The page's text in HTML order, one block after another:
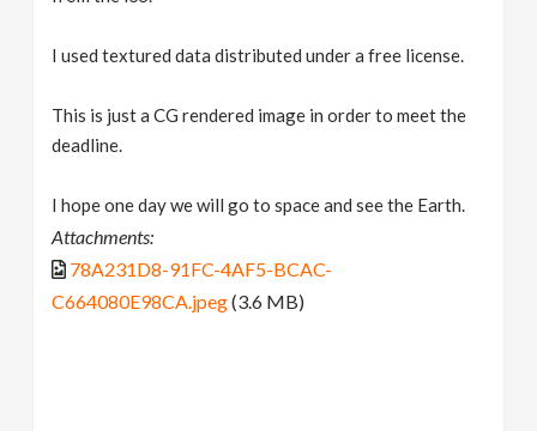
I used textured data distributed under a free license.
This is just a CG rendered image in order to meet the
deadline.
I hope one day we will go to space and see the Earth.
Attachments:
78A231D8-91FC-4AF5-BCAC-
C664080E98CA.jpeg(3.6 MB)